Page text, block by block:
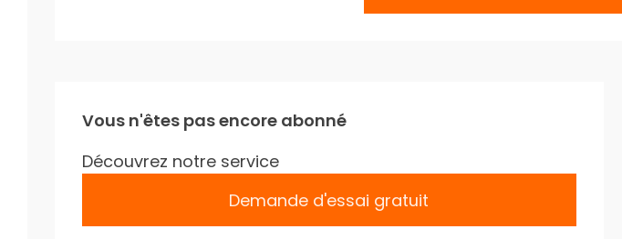
Vous n'êtes pas encore abonné
Découvrez notre service
Demande d'essai gratuit